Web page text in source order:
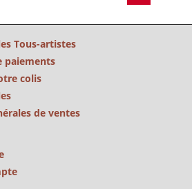
Tous-artistes
paiements
colis
de ventes